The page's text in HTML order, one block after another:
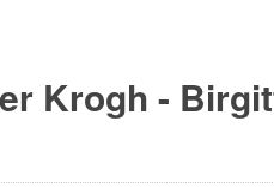
Krogh -